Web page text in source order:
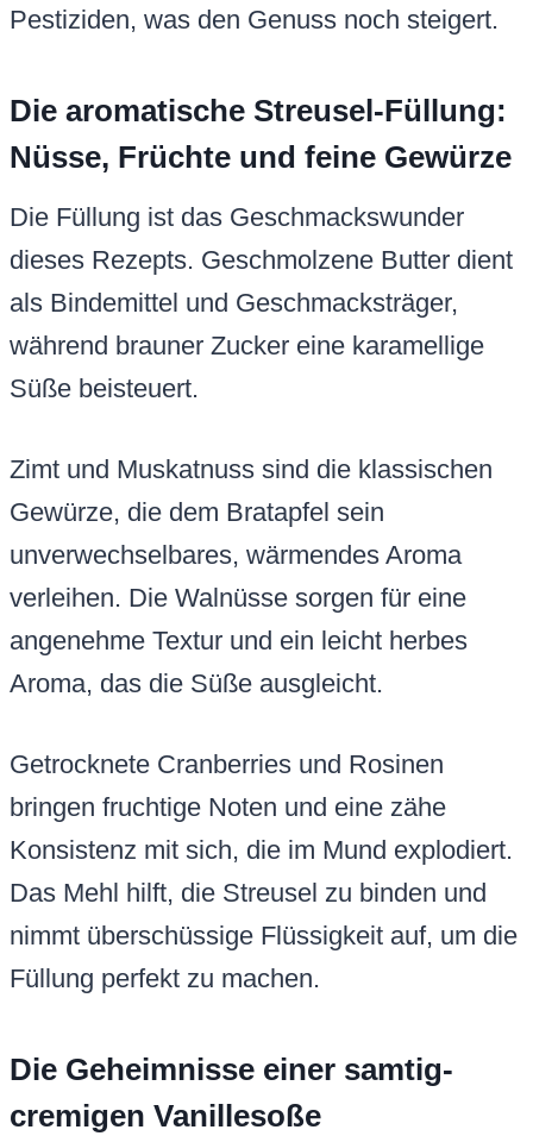
Pestiziden, was den Genuss noch steigert.
Die aromatische Streusel-Füllung:
Nüsse, Früchte und feine Gewürze
Die Füllung ist das Geschmackswunder
dieses Rezepts. Geschmolzene Butter dient
als Bindemittel und Geschmacksträger,
während brauner Zucker eine karamellige
Süße beisteuert.
Zimt und Muskatnuss sind die klassischen
Gewürze, die dem Bratapfel sein
unverwechselbares, wärmendes Aroma
verleihen. Die Walnüsse sorgen für eine
angenehme Textur und ein leicht herbes
Aroma, das die Süße ausgleicht.
Getrocknete Cranberries und Rosinen
bringen fruchtige Noten und eine zähe
Konsistenz mit sich, die im Mund explodiert.
Das Mehl hilft, die Streusel zu binden und
nimmt überschüssige Flüssigkeit auf, um die
Füllung perfekt zu machen.
Die Geheimnisse einer samtig-
cremigen Vanillesoße